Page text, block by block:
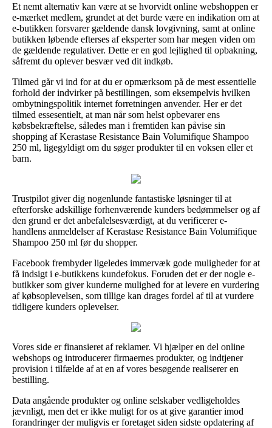
Et nemt alternativ kan være at se hvorvidt online webshoppen er
e-mærket medlem, grundet at det burde være en indikation om at
e-butikken forsvarer gældende dansk lovgivning, samt at online
butikken løbende efterses af eksperter som har megen viden om
de gældende regulativer. Dette er en god lejlighed til opbakning,
såfremt du oplever besvær ved dit indkøb.
Tilmed går vi ind for at du er opmærksom på de mest essentielle
forhold der indvirker på bestillingen, som eksempelvis hvilken
ombytningspolitik internet forretningen anvender. Her er det
tilmed essesentielt, at man når som helst opbevarer ens
købsbekræftelse, således man i fremtiden kan påvise sin
shopping af Kerastase Resistance Bain Volumifique Shampoo
250 ml, ligegyldigt om du søger produkter til en voksen eller et
barn.
Trustpilot giver dig nogenlunde fantastiske løsninger til at
efterforske adskillige forhenværende kunders bedømmelser og af
den grund er det anbefalelsesværdigt, at du verificerer e-
handlens anmeldelser af Kerastase Resistance Bain Volumifique
Shampoo 250 ml før du shopper.
Facebook frembyder ligeledes immervæk gode muligheder for at
få indsigt i e-butikkens kundefokus. Foruden det er der nogle e-
butikker som giver kunderne mulighed for at levere en vurdering
af købsoplevelsen, som tillige kan drages fordel af til at vurdere
tidligere kunders oplevelser.
Vores side er finansieret af reklamer. Vi hjælper en del online
webshops og introducerer firmaernes produkter, og indtjener
provision i tilfælde af at en af vores besøgende realiserer en
bestilling.
Data angående produkter og online selskaber vedligeholdes
jævnligt, men det er ikke muligt for os at give garantier imod
forandringer der muligvis er foretaget siden sidste opdatering af